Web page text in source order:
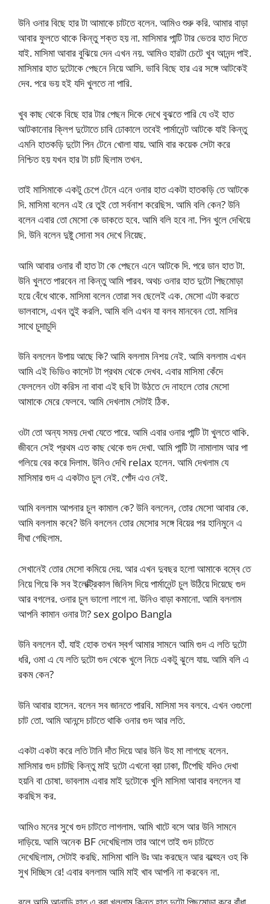
উনি ওনার বিছে হার টা আমাকে চাটতে বলেন. আমিও শুরু করি. আমার বাড়া
আবার ফুলতে থাকে কিন্তু শক্ত হয় না. মাসিমার পান্টি টার ভেতর হাত দিতে
যাই. মাসিমা আবার বুঝিয়ে দেন এখন নয়. আমিও হারটা চেটে খুব আনন্দ পাই.
মাসিমার হাত দুটোকে পেছনে নিয়ে আসি. ভাবি বিছে হার এর সঙ্গে আটকেই
দেব. পরে ভয় হই যদি খুলতে না পারি.
খুব কাছ থেকে বিছে হার টার পেছন দিকে দেখে বুঝতে পারি যে ওই হাত
আটকানোর ক্লিপ দুটোতে চাবি ঢোকালে তবেই পার্মানেন্ট আটকে যাই কিন্তু
এমনি হাতকড়ি দুটো পিন টেনে খোলা যায়. আমি বার কয়েক সেটা করে
নিশ্চিত হয় যখন হার টা চাট ছিলাম তখন.
তাই মাসিমাকে একটু চেপে টেনে এনে ওনার হাত একটা হাতকড়ি তে আটকে
দি. মাসিমা বলেন এই রে তুই তো সর্বনাশ করেছিস. আমি বলি কেন? উনি
বলেন এবার তো মেসো কে ডাকতে হবে. আমি বলি হবে না. পিন খুলে দেখিয়ে
দি. উনি বলেন দুষ্টু সোনা সব দেখে নিয়েছ.
আমি আবার ওনার বাঁ হাত টা কে পেছনে এনে আটকে দি. পরে ডান হাত টা.
উনি খুলতে পারবেন না কিন্তু আমি পারব. অথচ ওনার হাত দুটো পিছমোড়া
হয়ে বেঁধে থাকে. মাসিমা বলেন তোরা সব ছেলেই এক. মেসো এটা করতে
ভালবাসে, এখন তুই করলি. আমি বলি এখন যা বলব মানবেন তো. মাসির
সাথে চুদাচুদি
উনি বললেন উপায় আছে কি? আমি বললাম নিশয় নেই. আমি বললাম এখন
আমি এই ভিডিও কাসেট টা প্রথম থেকে দেখব. এবার মাসিমা কেঁদে
ফেললেন ওটা করিস না বাবা এই ছবি টা উঠতে দে নাহলে তোর মেসো
আমাকে মেরে ফেলবে. আমি দেখলাম সেটাই ঠিক.
ওটা তো অন্য সময় দেখা যেতে পারে. আমি এবার ওনার পান্টি টা খুলতে থাকি.
জীবনে সেই প্রথম এত কাছ থেকে গুদ দেখা. আমি পান্টি টা নামালাম আর পা
গলিয়ে বের করে দিলাম. উনিও দেখি relax হলেন. আমি দেখলাম যে
মাসিমার গুদ এ একটাও চুল নেই. পোঁদ এও নেই.
আমি বললাম আপনার চুল কামাল কে? উনি বললেন, তোর মেসো আবার কে.
আমি বললাম কবে? উনি বললেন তোর মেসোর সঙ্গে বিয়ের পর হানিমুনে এ
দীঘা গেছিলাম.
সেখানেই তোর মেসো কমিয়ে দেয়. আর এখন দুবছর হলো আমাকে বম্বে তে
নিয়ে গিয়ে কি সব ইলেক্ট্রিকাল জিনিস দিয়ে পার্মানেন্ট চুল উঠিয়ে দিয়েছে গুদ
আর বগলের. ওনার চুল ভালো লাগে না. উনিও বাড়া কমানো. আমি বললাম
আপনি কামান ওনার টা? sex golpo Bangla
উনি বললেন হাঁ. যাই হোক তখন স্বর্গ আমার সামনে আমি গুদ এ লতি দুটো
ধরি, ওমা এ যে লতি দুটো গুদ থেকে খুলে নিচে একটু ঝুলে যায়. আমি বলি এ
রকম কেন?
উনি আবার হাসেন. বলেন সব জানতে পারবি. মাসিমা সব বলবে. এখন ওগুলো
চাট তো. আমি আনন্দে চাটতে থাকি ওনার গুদ আর লতি.
একটা একটা করে লতি টানি দাঁত দিয়ে আর উনি উহ মা লাগছে বলেন.
মাসিমার গুদ চাটছি কিন্তু মাই দুটো এখনো ব্রা ঢাকা, টিপেছি যদিও দেখা
হয়নি বা চোষা. ভাবলাম এবার মাই দুটোকে খুলি মাসিমা আবার বললেন যা
করছিস কর.
আমিও মনের সুখে গুদ চাটতে লাগলাম. আমি খাটে বসে আর উনি সামনে
দাড়িয়ে. আমি অনেক BF দেখেছিলাম তার আগে তাই গুদ চাটতে
দেখেছিলাম, সেটাই করছি. মাসিমা খালি উঃ আঃ করছেন আর বল্হ্হেন ওহ কি
সুখ দিচ্ছিস রে! এবার বললাম আমি মাই খাব আপনি না করবেন না.